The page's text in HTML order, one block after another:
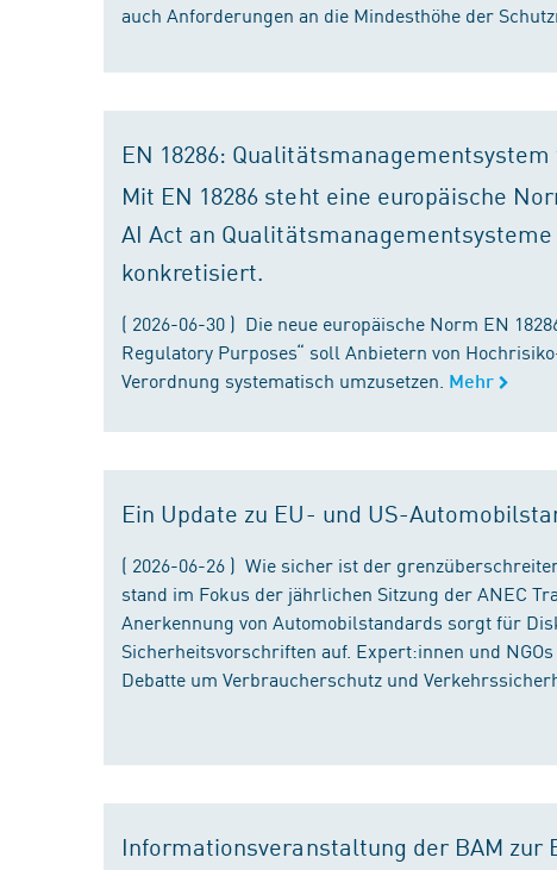
auch Anforderungen an die Mindesthöhe der
EN 18286:
Mit EN 18286 steht eine europäische
AI Act an
konkretisiert.
( 2026-06-30 ) Die neue europäische Norm EN
Regulatory Purposes“ soll Anbietern von
Verordnung systematisch umzusetzen. Mehr
Ein Update zu EU- und US-
( 2026-06-26 ) Wie sicher ist der
stand im Fokus der jährlichen Sitzung der ANEC
Anerkennung von Automobilstandards sorgt für
Sicherheitsvorschriften auf. Expert:innen und
Debatte um Verbraucherschutz und
Informationsveranstaltung der BAM zur